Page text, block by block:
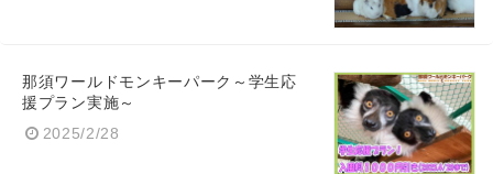
那須ワールドモンキーパーク～学生応
援プラン実施～
2025/2/28
English